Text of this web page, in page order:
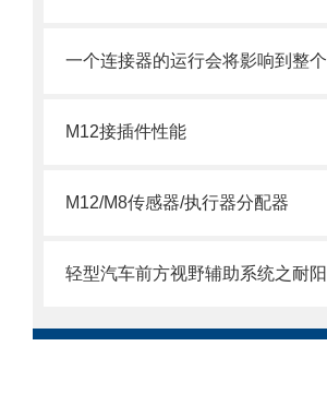
M12接插件性能
M12/M8传感器/执行器分配器